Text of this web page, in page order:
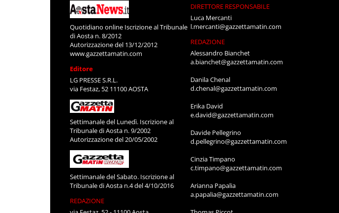
Quotidiano online Iscrizione al Tribunale
di Aosta n. 8/2012
Autorizzazione del 13/12/2012
www.gazzettamatin.com
Editore
LG PRESSE S.R.L.
via Festaz, 52 11100 AOSTA
Settimanale del Lunedì. Iscrizione al
Tribunale di Aosta n. 9/2002
Autorizzazione del 20/05/2002
Settimanale del Sabato. Iscrizione al
Tribunale di Aosta n.4 del 4/10/2016
REDAZIONE
DIRETTORE RESPONSABILE
Luca Mercanti
l.mercanti@gazzettamatin.com
REDAZIONE
Alessandro Bianchet
a.bianchet@gazzettamatin.com
Danila Chenal
d.chenal@gazzettamatin.com
Erika David
e.david@gazzettamatin.com
Davide Pellegrino
d.pellegrino@gazzettamatin.com
Cinzia Timpano
c.timpano@gazzettamatin.com
Arianna Papalia
a.papalia@gazzettamatin.com